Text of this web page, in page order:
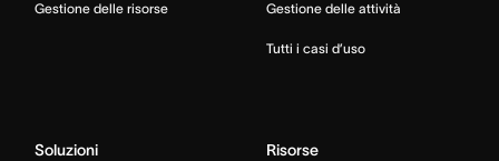
Gestione delle risorse Gestione delle attività
Tutti i casi d’uso
Soluzioni Risorse